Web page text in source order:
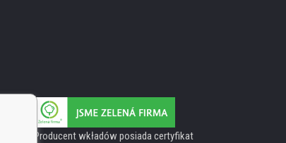
Producent wkładów posiada certyfikat